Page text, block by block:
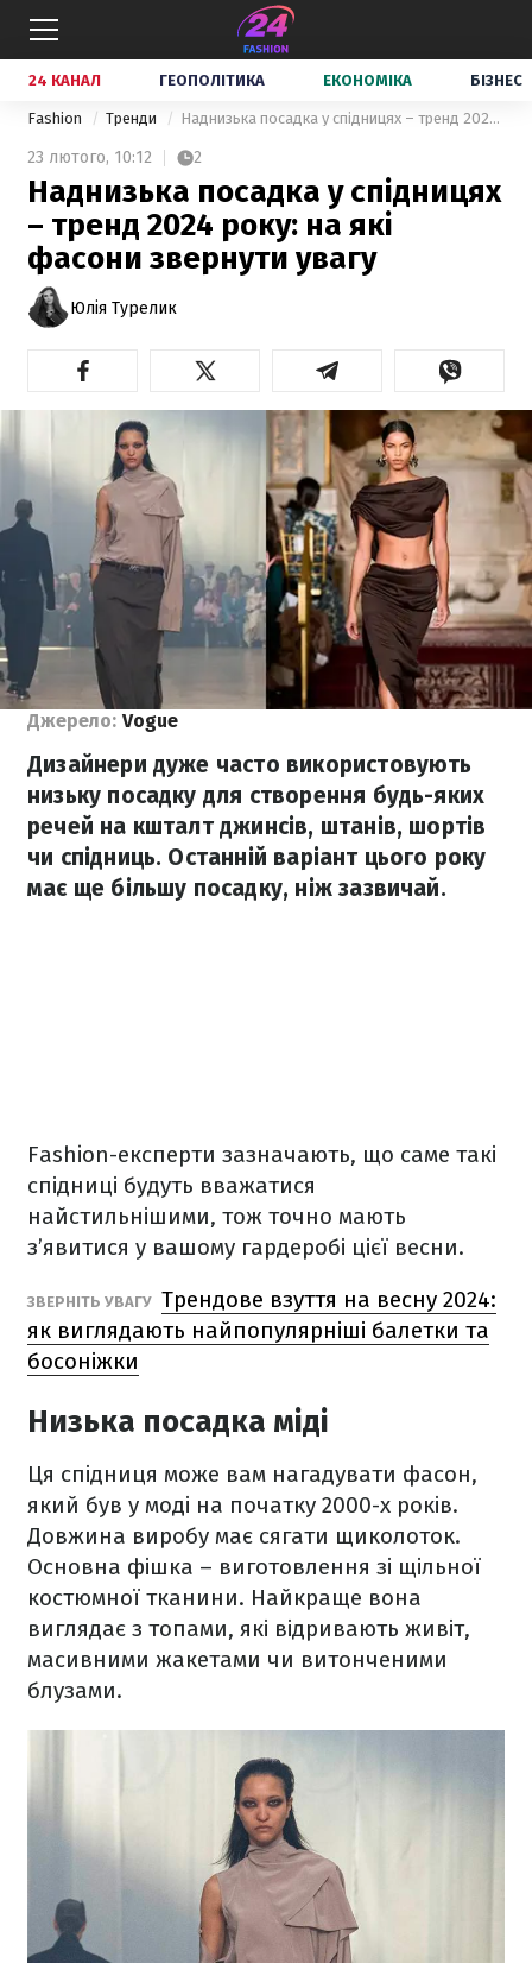
24 КАНАЛ ГЕОПОЛІТИКА ЕКОНОМІКА БІЗНЕС
Fashion Тренди Наднизька посадка у спідницях – тренд 2024 року: на які фасони звернути увагу
23 лютого, 10:12 2
Наднизька посадка у спідницях
– тренд 2024 року: на які
фасони звернути увагу
Юлія Турелик
Джерело: Vogue
Дизайнери дуже часто використовують
низьку посадку для створення будь-яких
речей на кшталт джинсів, штанів, шортів
чи спідниць. Останній варіант цього року
має ще більшу посадку, ніж зазвичай.
Fashion-експерти зазначають, що саме такі
спідниці будуть вважатися
найстильнішими, тож точно мають
з’явитися у вашому гардеробі цієї весни.
ЗВЕРНІТЬ УВАГУ Трендове взуття на весну 2024:
як виглядають найпопулярніші балетки та
босоніжки
Низька посадка міді
Ця спідниця може вам нагадувати фасон,
який був у моді на початку 2000-х років.
Довжина виробу має сягати щиколоток.
Основна фішка – виготовлення зі щільної
костюмної тканини. Найкраще вона
виглядає з топами, які відривають живіт,
масивними жакетами чи витонченими
блузами.